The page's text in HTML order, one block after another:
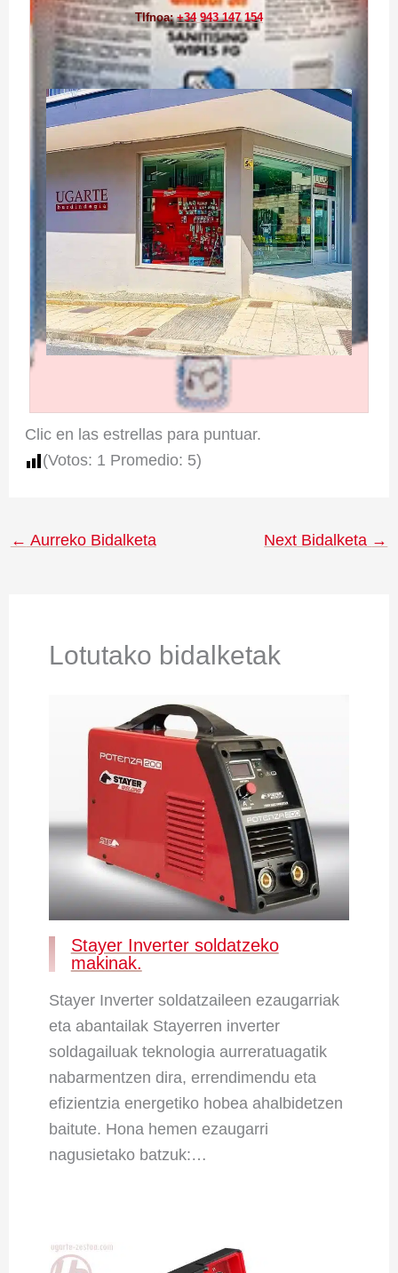
Tlfnoa:+34 943 147 154
Clic en las estrellas para puntuar.
(Votos: 1 Promedio: 5)
← Aurreko Bidalketa Next Bidalketa →
Lotutako bidalketak
Stayer Inverter soldatzeko
makinak.
Stayer Inverter soldatzaileen ezaugarriak
eta abantailak Stayerren inverter
soldagailuak teknologia aurreratuagatik
nabarmentzen dira, errendimendu eta
efizientzia energetiko hobea ahalbidetzen
baitute. Hona hemen ezaugarri
nagusietako batzuk:…